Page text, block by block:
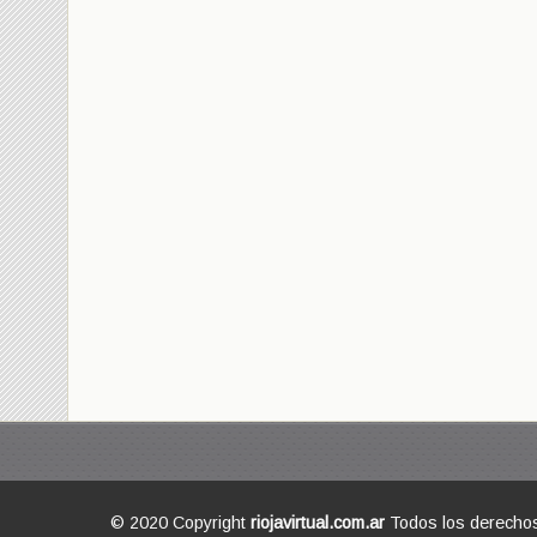
© 2020 Copyright riojavirtual.com.ar Todos los